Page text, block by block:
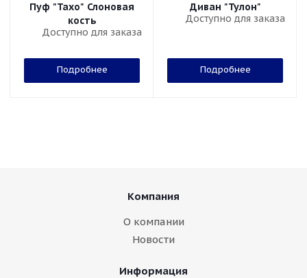
Пуф "Тахо" Слоновая
кость
Доступно для заказа
Подробнее
Диван "Тулон"
Доступно для заказа
Подробнее
Компания
О компании
Новости
Информация